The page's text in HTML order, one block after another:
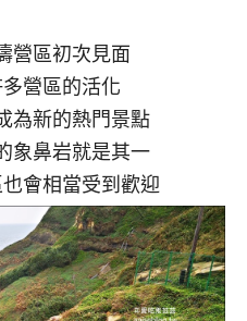
營區初次見面
營區的活化
為新的熱門景點
象鼻岩就是其一
會相當受到歡迎